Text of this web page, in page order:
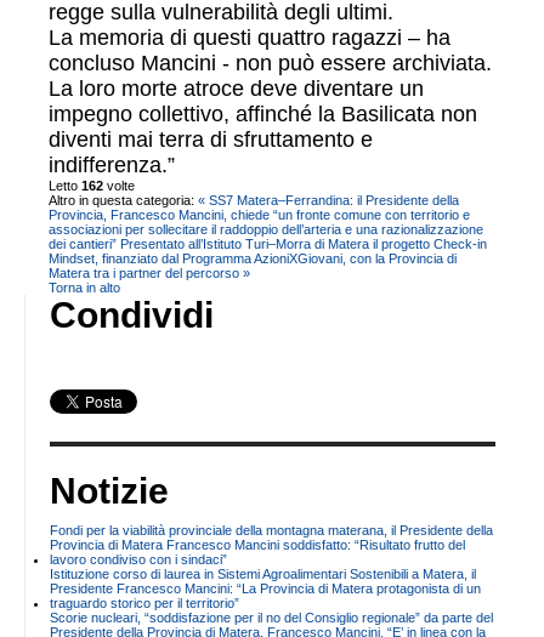
regge sulla vulnerabilità degli ultimi.
La memoria di questi quattro ragazzi – ha
concluso Mancini - non può essere archiviata.
La loro morte atroce deve diventare un
impegno collettivo, affinché la Basilicata non
diventi mai terra di sfruttamento e
indifferenza.”
Letto 162 volte
Altro in questa categoria: « SS7 Matera–Ferrandina: il Presidente della
Provincia, Francesco Mancini, chiede “un fronte comune con territorio e
associazioni per sollecitare il raddoppio dell’arteria e una razionalizzazione
dei cantieri” Presentato all’Istituto Turi–Morra di Matera il progetto Check-in
Mindset, finanziato dal Programma AzioniXGiovani, con la Provincia di
Matera tra i partner del percorso »
Torna in alto
Condividi
Notizie
Fondi per la viabilità provinciale della montagna materana, il Presidente della
Provincia di Matera Francesco Mancini soddisfatto: “Risultato frutto del
lavoro condiviso con i sindaci”
Istituzione corso di laurea in Sistemi Agroalimentari Sostenibili a Matera, il
Presidente Francesco Mancini: “La Provincia di Matera protagonista di un
traguardo storico per il territorio”
Scorie nucleari, “soddisfazione per il no del Consiglio regionale” da parte del
Presidente della Provincia di Matera, Francesco Mancini. “E’ in linea con la